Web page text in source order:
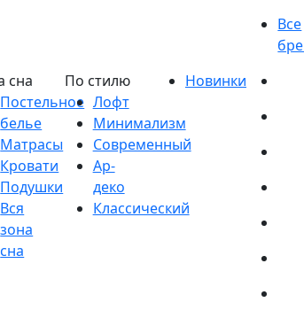
Постельное
белье
Матрасы
Кровати
Подушки